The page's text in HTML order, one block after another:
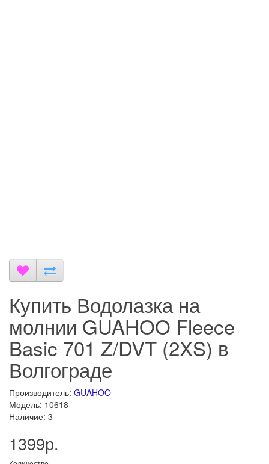
Купить Водолазка на
молнии GUAHOO Fleece
Basic 701 Z/DVT (2XS) в
Волгограде
Производитель: GUAHOO
Модель: 10618
Наличие: 3
1399р.